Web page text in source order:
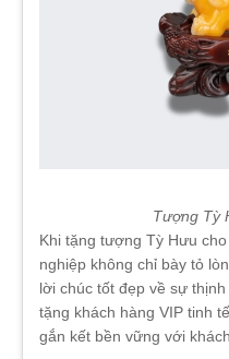
Tượng Tỳ
Khi tặng tượng Tỳ Hưu
nghiệp không chỉ bày tỏ
lời chúc tốt đẹp về sự
tặng khách hàng VIP tinh
gắn kết bền vững với